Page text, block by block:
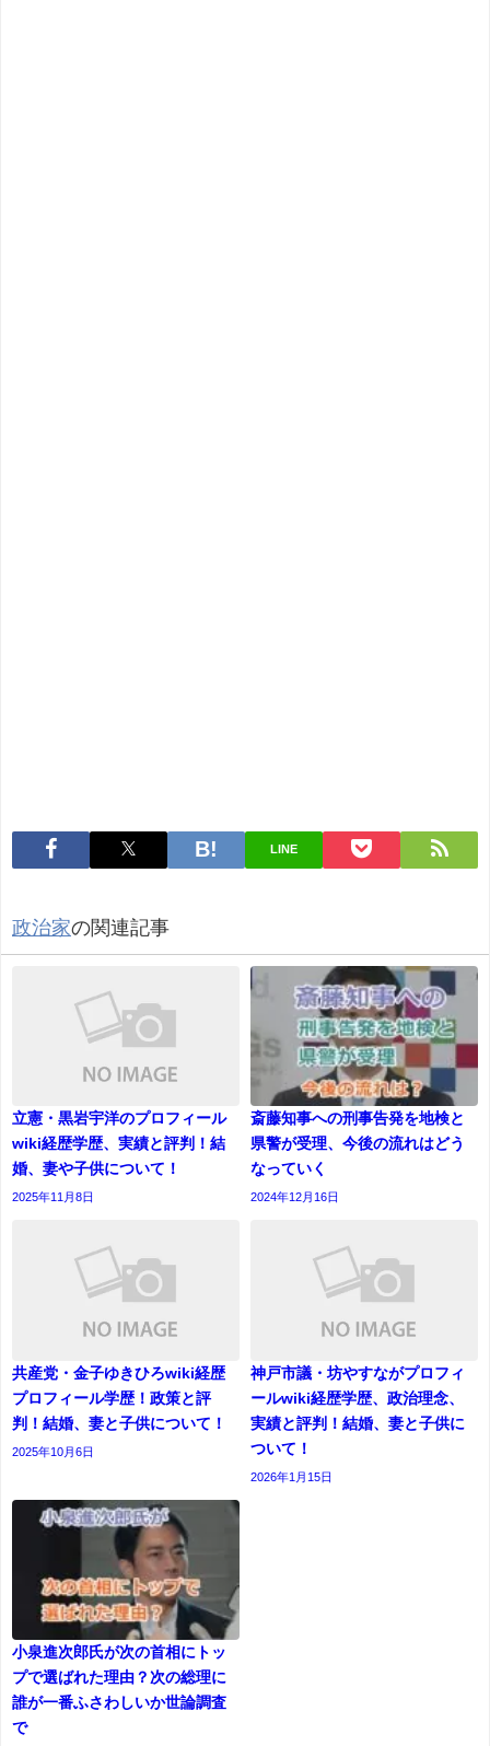
LINE
政治家の関連記事
立憲・黒岩宇洋のプロフィール
wiki経歴学歴、実績と評判！結
婚、妻や子供について！
2025年11月8日
斎藤知事への刑事告発を地検と
県警が受理、今後の流れはどう
なっていく
2024年12月16日
共産党・金子ゆきひろwiki経歴
プロフィール学歴！政策と評
判！結婚、妻と子供について！
2025年10月6日
神戸市議・坊やすながプロフィ
ールwiki経歴学歴、政治理念、
実績と評判！結婚、妻と子供に
ついて！
2026年1月15日
小泉進次郎氏が次の首相にトッ
プで選ばれた理由？次の総理に
誰が一番ふさわしいか世論調査
で